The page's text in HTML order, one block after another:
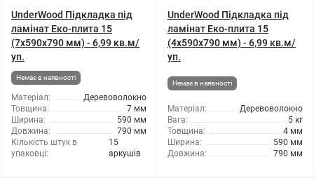
UnderWood Підкладка під
ламінат Еко-плита 15
(7x590x790 мм) - 6,99 кв.м/
уп.
Немає в наявності
Матеріал:
Деревоволокно
Товщина:
7 мм
Ширина:
590 мм
Довжина:
790 мм
Кількість штук в
упаковці:
15
аркушів
UnderWood Підкладка під
ламінат Еко-плита 15
(4x590x790 мм) - 6,99 кв.м/
уп.
Немає в наявності
Матеріал:
Деревоволокно
Вага:
5 кг
Товщина:
4 мм
Ширина:
590 мм
Довжина:
790 мм